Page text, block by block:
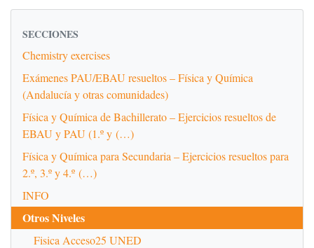
SECCIONES
Chemistry exercises
Exámenes PAU/EBAU resueltos – Física y Química
(Andalucía y otras comunidades)
Física y Química de Bachillerato – Ejercicios resueltos de
EBAU y PAU (1.º y (…)
Física y Química para Secundaria – Ejercicios resueltos para
2.º, 3.º y 4.º (…)
INFO
Otros Niveles
Fisica Acceso25 UNED